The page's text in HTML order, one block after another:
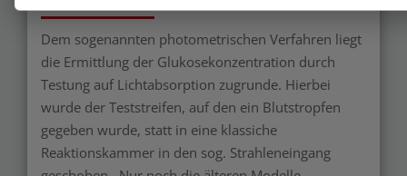
Dem sogenannten photometrischen Verfahren liegt
die Ermittlung der Glukosekonzentration durch
Testung auf Lichtabsorption zugrunde. Hierbei
wurde der Teststreifen, auf den ein Blutstropfen
gegeben wurde, statt in eine klassiche
Reaktionskammer in den sog. Strahleneingang